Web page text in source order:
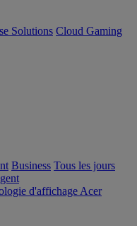
Solutions Cloud Gaming
Business Tous les jours
d'affichage Acer